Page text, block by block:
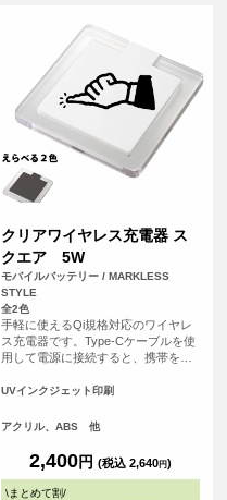
クリアワイヤレス充電器 ス
クエア 5W
モバイルバッテリー / MARKLESS
STYLE
全2色
手軽に使えるQi規格対応のワイヤレ
ス充電器です。Type-Cケーブルを使
用して電源に接続すると、携帯を置
青いライトが輝き、外側のアクリル
美しく彩ります。
UVインクジェット印刷
アクリル、ABS 他
2,400円 (税込 2,640円)
\まとめて割/